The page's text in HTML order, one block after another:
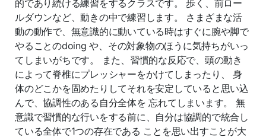
的であり続ける練習をするクラスです。 歩く、前ロー
ルダウンなど、動きの中で練習します。 さまざまな活
動の動作で、無意識的に動いている時はすぐに腕や脚で
やることのdoing や、その対象物のほうに気持ちがいっ
てしまいがちです。 また、習慣的な反応で、頭の動き
によって脊椎にプレッシャーをかけてしまったり、 身
体のどこかを固めたりしてそれを安定していると思い込
んで、協調性のある自分全体を 忘れてしまいます。 無
意識で習慣的な行いをする前に、自分は協調的で統合し
ている全体で1つの存在である ことを思い出すことが大